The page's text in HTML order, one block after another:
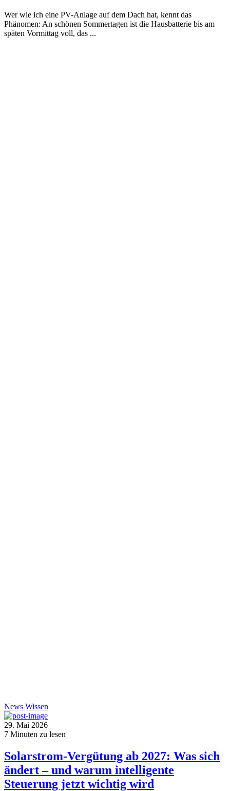
Wer wie ich eine PV-Anlage auf dem Dach hat, kennt das
Phänomen: An schönen Sommertagen ist die Hausbatterie bis am
späten Vormittag voll, das ...
News Wissen
29. Mai 2026
7 Minuten zu lesen
Solarstrom-Vergütung ab 2027: Was sich
ändert – und warum intelligente
Steuerung jetzt wichtig wird